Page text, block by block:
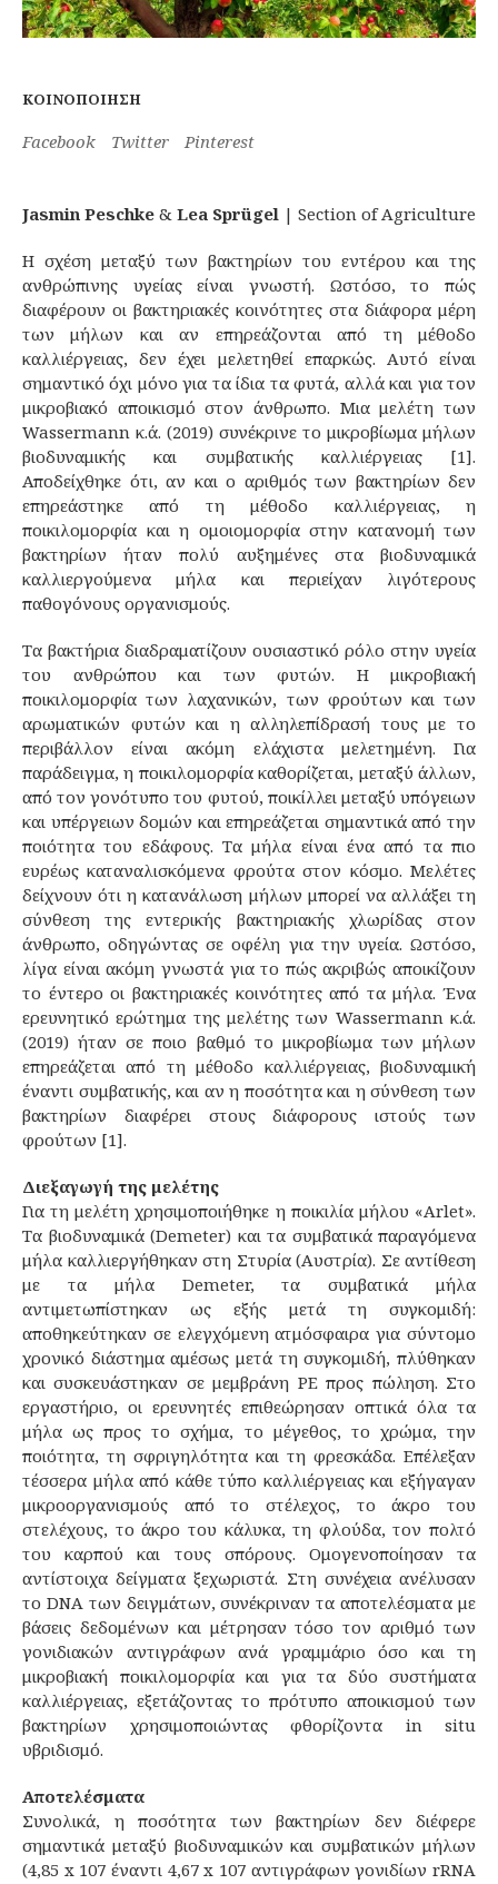
ΚΟΙΝΟΠΟΊΗΣΗ
Facebook Twitter Pinterest
Jasmin Peschke & Lea Sprügel | Section of Agriculture
Η σχέση μεταξύ των βακτηρίων του εντέρου και της
ανθρώπινης υγείας είναι γνωστή. Ωστόσο, το πώς
διαφέρουν οι βακτηριακές κοινότητες στα διάφορα μέρη
των μήλων και αν επηρεάζονται από τη μέθοδο
καλλιέργειας, δεν έχει μελετηθεί επαρκώς. Αυτό είναι
σημαντικό όχι μόνο για τα ίδια τα φυτά, αλλά και για τον
μικροβιακό αποικισμό στον άνθρωπο. Μια μελέτη των
Wassermann κ.ά. (2019) συνέκρινε το μικροβίωμα μήλων
βιοδυναμικής και συμβατικής καλλιέργειας [1].
Αποδείχθηκε ότι, αν και ο αριθμός των βακτηρίων δεν
επηρεάστηκε από τη μέθοδο καλλιέργειας, η
ποικιλομορφία και η ομοιομορφία στην κατανομή των
βακτηρίων ήταν πολύ αυξημένες στα βιοδυναμικά
καλλιεργούμενα μήλα και περιείχαν λιγότερους
παθογόνους οργανισμούς.
Τα βακτήρια διαδραματίζουν ουσιαστικό ρόλο στην υγεία
του ανθρώπου και των φυτών. Η μικροβιακή
ποικιλομορφία των λαχανικών, των φρούτων και των
αρωματικών φυτών και η αλληλεπίδρασή τους με το
περιβάλλον είναι ακόμη ελάχιστα μελετημένη. Για
παράδειγμα, η ποικιλομορφία καθορίζεται, μεταξύ άλλων,
από τον γονότυπο του φυτού, ποικίλλει μεταξύ υπόγειων
και υπέργειων δομών και επηρεάζεται σημαντικά από την
ποιότητα του εδάφους. Τα μήλα είναι ένα από τα πιο
ευρέως καταναλισκόμενα φρούτα στον κόσμο. Μελέτες
δείχνουν ότι η κατανάλωση μήλων μπορεί να αλλάξει τη
σύνθεση της εντερικής βακτηριακής χλωρίδας στον
άνθρωπο, οδηγώντας σε οφέλη για την υγεία. Ωστόσο,
λίγα είναι ακόμη γνωστά για το πώς ακριβώς αποικίζουν
το έντερο οι βακτηριακές κοινότητες από τα μήλα. Ένα
ερευνητικό ερώτημα της μελέτης των Wassermann κ.ά.
(2019) ήταν σε ποιο βαθμό το μικροβίωμα των μήλων
επηρεάζεται από τη μέθοδο καλλιέργειας, βιοδυναμική
έναντι συμβατικής, και αν η ποσότητα και η σύνθεση των
βακτηρίων διαφέρει στους διάφορους ιστούς των
φρούτων [1].
Διεξαγωγή της μελέτης
Για τη μελέτη χρησιμοποιήθηκε η ποικιλία μήλου «Arlet».
Τα βιοδυναμικά (Demeter) και τα συμβατικά παραγόμενα
μήλα καλλιεργήθηκαν στη Στυρία (Αυστρία). Σε αντίθεση
με τα μήλα Demeter, τα συμβατικά μήλα
αντιμετωπίστηκαν ως εξής μετά τη συγκομιδή:
αποθηκεύτηκαν σε ελεγχόμενη ατμόσφαιρα για σύντομο
χρονικό διάστημα αμέσως μετά τη συγκομιδή, πλύθηκαν
και συσκευάστηκαν σε μεμβράνη PE προς πώληση. Στο
εργαστήριο, οι ερευνητές επιθεώρησαν οπτικά όλα τα
μήλα ως προς το σχήμα, το μέγεθος, το χρώμα, την
ποιότητα, τη σφριγηλότητα και τη φρεσκάδα. Επέλεξαν
τέσσερα μήλα από κάθε τύπο καλλιέργειας και εξήγαγαν
μικροοργανισμούς από το στέλεχος, το άκρο του
στελέχους, το άκρο του κάλυκα, τη φλούδα, τον πολτό
του καρπού και τους σπόρους. Ομογενοποίησαν τα
αντίστοιχα δείγματα ξεχωριστά. Στη συνέχεια ανέλυσαν
το DNA των δειγμάτων, συνέκριναν τα αποτελέσματα με
βάσεις δεδομένων και μέτρησαν τόσο τον αριθμό των
γονιδιακών αντιγράφων ανά γραμμάριο όσο και τη
μικροβιακή ποικιλομορφία και για τα δύο συστήματα
καλλιέργειας, εξετάζοντας το πρότυπο αποικισμού των
βακτηρίων χρησιμοποιώντας φθορίζοντα in situ
υβριδισμό.
Αποτελέσματα
Συνολικά, η ποσότητα των βακτηρίων δεν διέφερε
σημαντικά μεταξύ βιοδυναμικών και συμβατικών μήλων
(4,85 x 107 έναντι 4,67 x 107 αντιγράφων γονιδίων rRNA